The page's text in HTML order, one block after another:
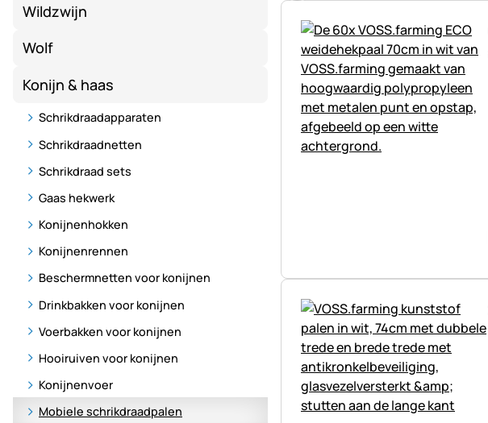
Wildzwijn
Wolf
Konijn & haas
Schrikdraadapparaten
Schrikdraadnetten
Schrikdraad sets
Gaas hekwerk
Konijnenhokken
Konijnenrennen
Beschermnetten voor konijnen
Drinkbakken voor konijnen
Voerbakken voor konijnen
Hooiruiven voor konijnen
Konijnenvoer
Mobiele schrikdraadpalen